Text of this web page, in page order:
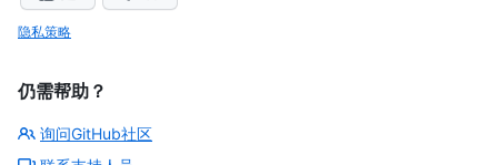
隐私策略
仍需帮助？
询问GitHub社区